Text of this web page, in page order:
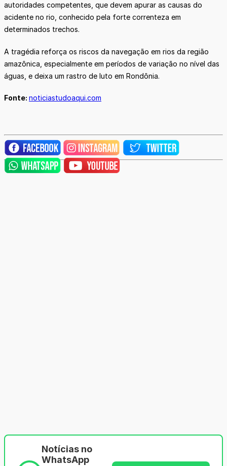
autoridades competentes, que devem apurar as causas do
acidente no rio, conhecido pela forte correnteza em
determinados trechos.
A tragédia reforça os riscos da navegação em rios da região
amazônica, especialmente em períodos de variação no nível das
águas, e deixa um rastro de luto em Rondônia.
Fonte: noticiastudoaqui.com
Notícias no
WhatsApp